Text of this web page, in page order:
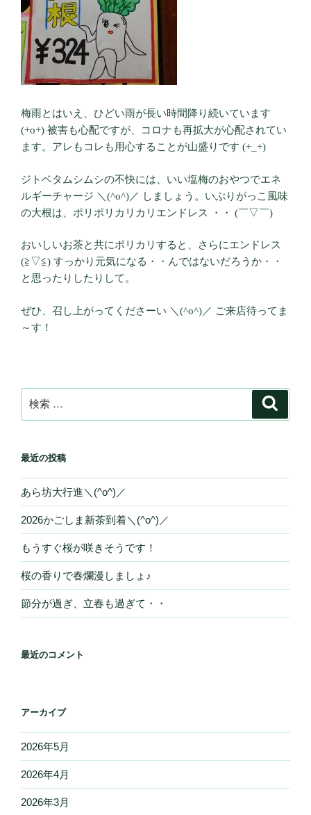
梅雨とはいえ、ひどい雨が長い時間降り続いています
(+o+) 被害も心配ですが、コロナも再拡大が心配されてい
ます。アレもコレも用心することが山盛りです (+_+)
ジトベタムシムシの不快には、いい塩梅のおやつでエネ
ルギーチャージ ＼(^o^)／ しましょう。いぶりがっこ風味
の大根は、ポリポリカリカリエンドレス ・・ (￣▽￣)
おいしいお茶と共にポリカリすると、さらにエンドレス
(≧▽≦) すっかり元気になる・・んではないだろうか・・
と思ったりしたりして。
ぜひ、召し上がってくださーい ＼(^o^)／ ご来店待ってま
～す！
検
索:
最近の投稿
あら坊大行進＼(^o^)／
2026かごしま新茶到着＼(^o^)／
もうすぐ桜が咲きそうです！
桜の香りで春爛漫しましょ♪
節分が過ぎ、立春も過ぎて・・
最近のコメント
アーカイブ
2026年5月
2026年4月
2026年3月